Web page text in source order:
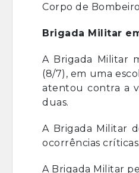
Corpo de
Brigada Militar
A Brigada Militar
(8/7), em uma
atentou contra a
duas.
A Brigada Militar
ocorrências
A Brigada Militar